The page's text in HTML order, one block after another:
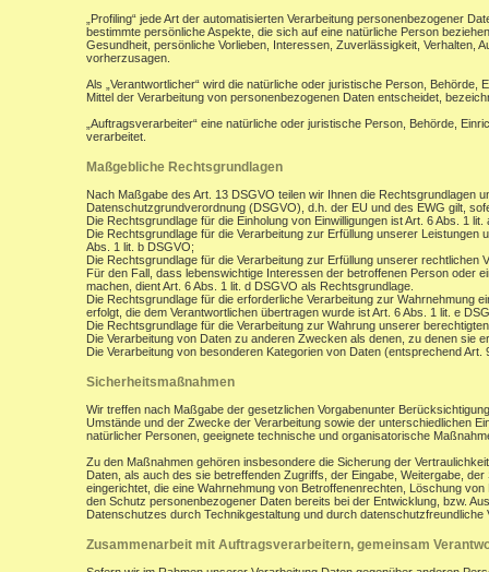
„Profiling“ jede Art der automatisierten Verarbeitung personenbezogener
bestimmte persönliche Aspekte, die sich auf eine natürliche Person
Gesundheit, persönliche Vorlieben, Interessen, Zuverlässigkeit, Verhalten,
vorherzusagen.
Als „Verantwortlicher“ wird die natürliche oder juristische Person,
Mittel der Verarbeitung von personenbezogenen Daten entscheidet,
„Auftragsverarbeiter“ eine natürliche oder juristische Person, Behörde,
verarbeitet.
Maßgebliche Rechtsgrundlagen
Nach Maßgabe des Art. 13 DSGVO teilen wir Ihnen die
Datenschutzgrundverordnung (DSGVO), d.h. der EU und des EWG gilt,
Die Rechtsgrundlage für die Einholung von Einwilligungen ist Art. 6 Abs. 1
Die Rechtsgrundlage für die Verarbeitung zur Erfüllung unserer
Abs. 1 lit. b DSGVO;
Die Rechtsgrundlage für die Verarbeitung zur Erfüllung unserer rechtlichen
Für den Fall, dass lebenswichtige Interessen der betroffenen Person oder
machen, dient Art. 6 Abs. 1 lit. d DSGVO als Rechtsgrundlage.
Die Rechtsgrundlage für die erforderliche Verarbeitung zur Wahrnehmung
erfolgt, die dem Verantwortlichen übertragen wurde ist Art. 6 Abs. 1 lit. e
Die Rechtsgrundlage für die Verarbeitung zur Wahrung unserer
Die Verarbeitung von Daten zu anderen Zwecken als denen, zu denen sie
Die Verarbeitung von besonderen Kategorien von Daten (entsprechend
Sicherheitsmaßnahmen
Wir treffen nach Maßgabe der gesetzlichen Vorgabenunter
Umstände und der Zwecke der Verarbeitung sowie der unterschiedlichen
natürlicher Personen, geeignete technische und organisatorische
Zu den Maßnahmen gehören insbesondere die Sicherung der
Daten, als auch des sie betreffenden Zugriffs, der Eingabe, Weitergabe,
eingerichtet, die eine Wahrnehmung von Betroffenenrechten, Löschung
den Schutz personenbezogener Daten bereits bei der Entwicklung, bzw.
Datenschutzes durch Technikgestaltung und durch datenschutzfreundliche
Zusammenarbeit mit Auftragsverarbeitern, gemeinsam